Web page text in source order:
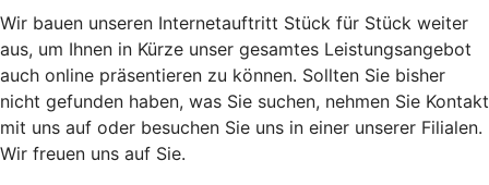
Wir bauen unseren Internetauftritt Stück für Stück weiter
aus, um Ihnen in Kürze unser gesamtes Leistungsangebot
auch online präsentieren zu können. Sollten Sie bisher
nicht gefunden haben, was Sie suchen, nehmen Sie Kontakt
mit uns auf oder besuchen Sie uns in einer unserer Filialen.
Wir freuen uns auf Sie.